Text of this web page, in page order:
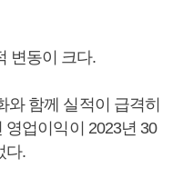
변동이 크다.
와 함께 실적이 급격히
영업이익이 2023년 30
다.